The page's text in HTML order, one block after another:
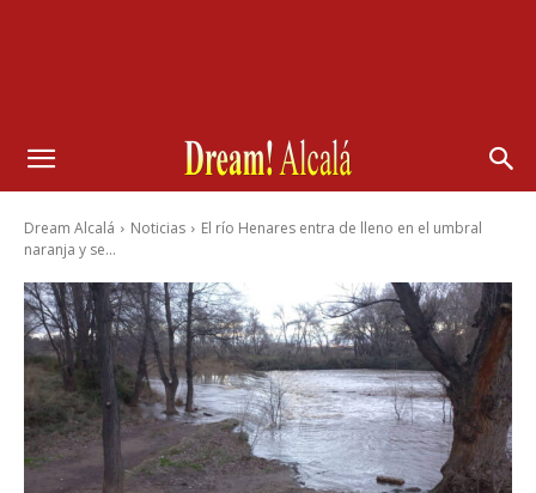
Dream Alcalá Noticias
El río Henares entra de lleno en el umbral
naranja y se...